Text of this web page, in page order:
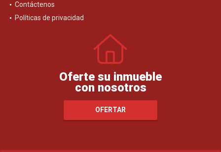
Contáctenos
Políticas de privacidad
Oferte su inmueble
con nosotros
OFERTAR